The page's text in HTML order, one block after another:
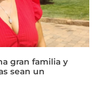
gran familia y
sean un